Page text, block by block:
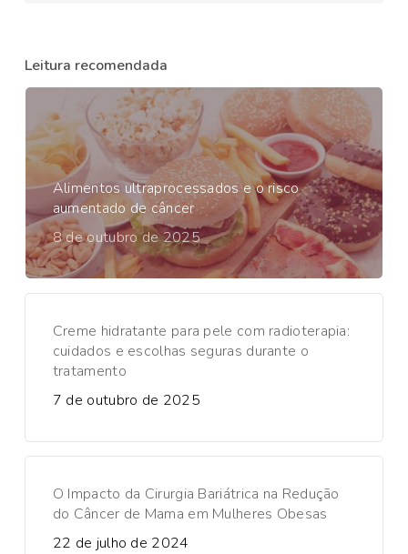
Leitura recomendada
Alimentos ultraprocessados e o risco
aumentado de câncer
8 de outubro de 2025
Creme hidratante para pele com radioterapia:
cuidados e escolhas seguras durante o
tratamento
7 de outubro de 2025
O Impacto da Cirurgia Bariátrica na Redução
do Câncer de Mama em Mulheres Obesas
22 de julho de 2024